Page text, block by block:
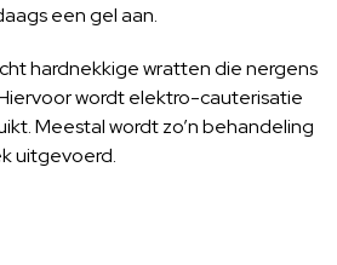
een gel aan.
hardnekkige wratten die nergens
wordt elektro-cauterisatie
Meestal wordt zo’n behandeling
uitgevoerd.